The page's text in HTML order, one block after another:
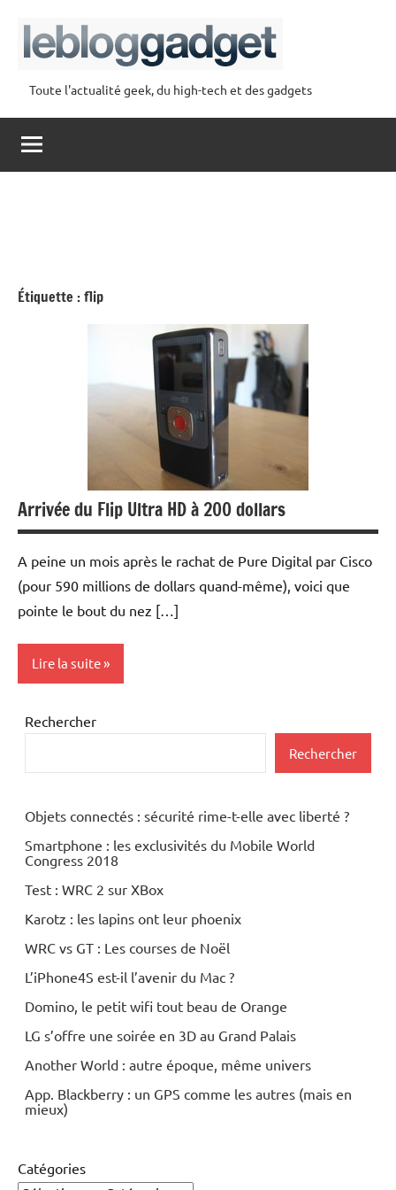
contenu
lebloggadget
Toute l'actualité geek, du high-tech et des gadgets
Étiquette :flip
Arrivée du Flip Ultra HD à 200 dollars
A peine un mois après le rachat de Pure Digital par Cisco
(pour 590 millions de dollars quand-même), voici que
pointe le bout du nez […]
Lire la suite
Photo
Numérique
Rechercher
Rechercher
Objets connectés : sécurité rime-t-elle avec liberté ?
Smartphone : les exclusivités du Mobile World
Congress 2018
Test : WRC 2 sur XBox
Karotz : les lapins ont leur phoenix
WRC vs GT : Les courses de Noël
L’iPhone4S est-il l’avenir du Mac ?
Domino, le petit wifi tout beau de Orange
LG s’offre une soirée en 3D au Grand Palais
Another World : autre époque, même univers
App. Blackberry : un GPS comme les autres (mais en
mieux)
Catégories